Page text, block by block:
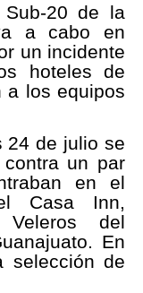
Sub-20 de la
a cabo en
un incidente
hoteles de
a los equipos
24 de julio se
un par
en el
Casa Inn,
del
En
selección de